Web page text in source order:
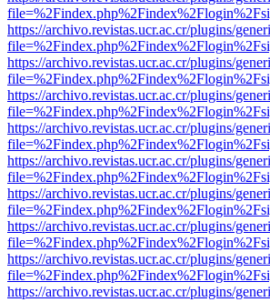
https://archivo.revistas.ucr.ac.cr/plugins/
https://archivo.revistas.ucr.ac.cr/plugins/
https://archivo.revistas.ucr.ac.cr/plugins/
https://archivo.revistas.ucr.ac.cr/plugins/
https://archivo.revistas.ucr.ac.cr/plugins/
https://archivo.revistas.ucr.ac.cr/plugins/
https://archivo.revistas.ucr.ac.cr/plugins/
https://archivo.revistas.ucr.ac.cr/plugins/
https://archivo.revistas.ucr.ac.cr/plugins/